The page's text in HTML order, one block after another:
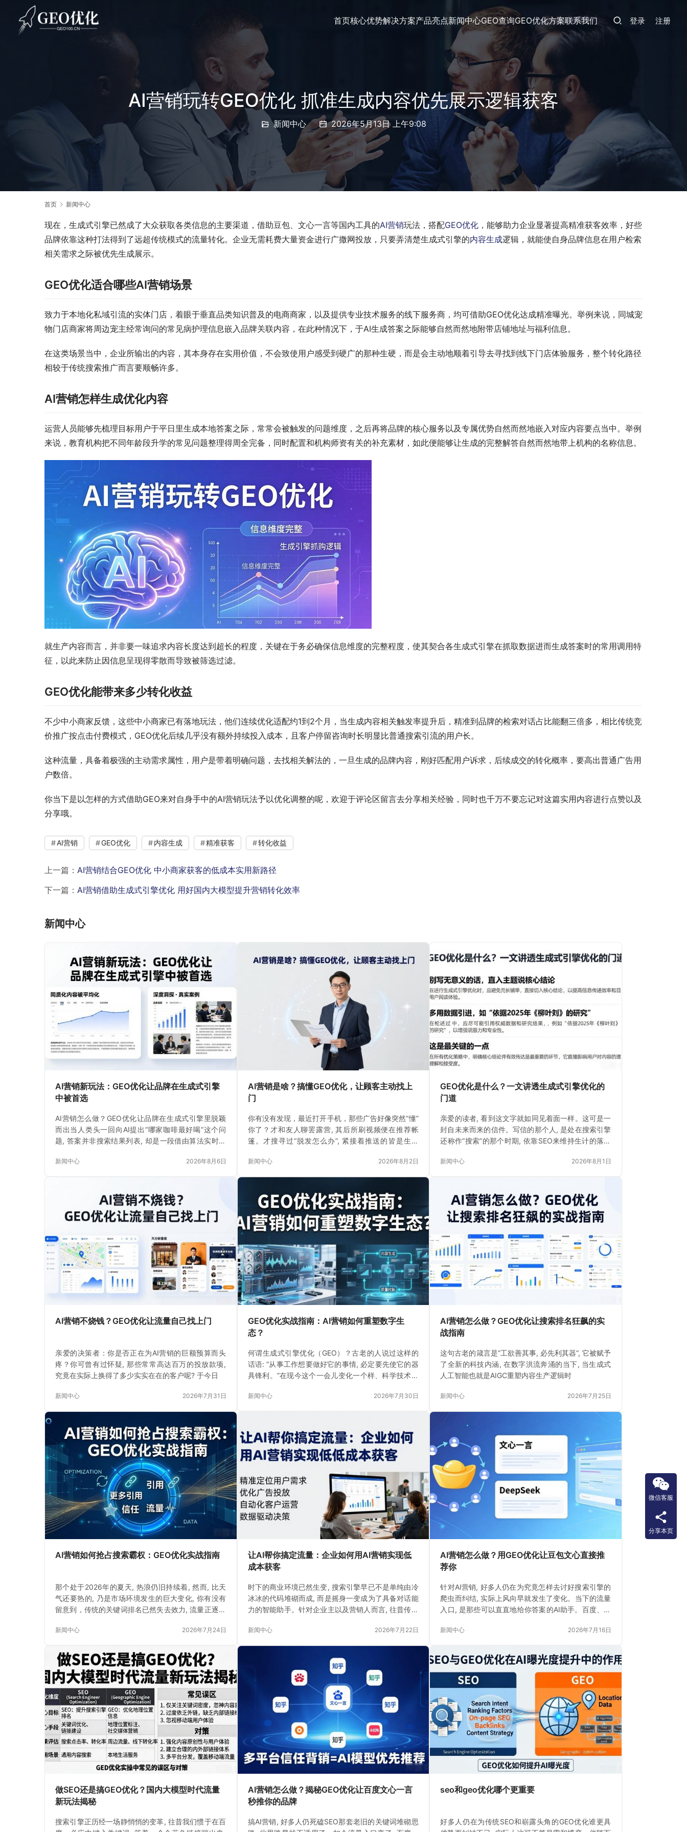
首页核心优势解决方案产品亮点新闻中心GEO查询GEO优化方案联系我们 登录 注册
AI营销玩转GEO优化 抓准生成内容优先展示逻辑获客
新闻中心 2026年5月13日 上午9:08
首页 新闻中心
现在，生成式引擎已然成了大众获取各类信息的主要渠道，借助豆包、文心一言等国内工具的AI营销玩法，搭配GEO优化 ，能够助力企业显著提高精准获客效率，好些
品牌依靠这种打法得到了远超传统模式的流量转化。企业无需耗费大量资金进行广撒网投放，只要弄清楚生成式引擎的内容生成逻辑，就能使自身品牌信息在用户检索
相关需求之际被优先生成展示。
GEO优化适合哪些AI营销场景
致力于本地化私域引流的实体门店，着眼于垂直品类知识普及的电商商家，以及提供专业技术服务的线下服务商，均可借助GEO优化达成精准曝光。举例来说，同城宠
物门店商家将周边宠主经常询问的常见病护理信息嵌入品牌关联内容，在此种情况下，于AI生成答案之际能够自然而然地附带店铺地址与福利信息。
在这类场景当中，企业所输出的内容，其本身存在实用价值，不会致使用户感受到硬广的那种生硬，而是会主动地顺着引导去寻找到线下门店体验服务，整个转化路径
相较于传统搜索推广而言要顺畅许多。
AI营销怎样生成优化内容
运营人员能够先梳理目标用户于平日里生成本地答案之际，常常会被触发的问题维度，之后再将品牌的核心服务以及专属优势自然而然地嵌入对应内容要点当中。举例
来说，教育机构把不同年龄段升学的常见问题整理得周全完备，同时配置和机构师资有关的补充素材，如此便能够让生成的完整解答自然而然地带上机构的名称信息。
就生产内容而言，并非要一味追求内容长度达到超长的程度，关键在于务必确保信息维度的完整程度，使其契合各生成式引擎在抓取数据进而生成答案时的常用调用特
征，以此来防止因信息呈现得零散而导致被筛选过滤。
GEO优化能带来多少转化收益
不少中小商家反馈，这些中小商家已有落地玩法，他们连续优化适配约1到2个月，当生成内容相关触发率提升后，精准到品牌的检索对话占比能翻三倍多，相比传统竞
价推广按点击付费模式，GEO优化后续几乎没有额外持续投入成本，且客户停留咨询时长明显比普通搜索引流的用户长。
这种流量，具备着极强的主动需求属性，用户是带着明确问题，去找相关解法的，一旦生成的品牌内容，刚好匹配用户诉求，后续成交的转化概率，要高出普通广告用
户数倍。
你当下是以怎样的方式借助GEO来对自身手中的AI营销玩法予以优化调整的呢，欢迎于评论区留言去分享相关经验，同时也千万不要忘记对这篇实用内容进行点赞以及
分享哦。
AI营销 GEO优化 内容生成 精准获客 转化收益
上一篇： AI营销结合GEO优化 中小商家获客的低成本实用新路径
下一篇： AI营销借助生成式引擎优化 用好国内大模型提升营销转化效率
新闻中心
AI营销新玩法：GEO优化让品牌在生成式引擎
中被首选
AI营销怎么做？GEO优化让品牌在生成式引擎里脱颖
而出当人类头一回向AI提出“哪家咖啡最好喝”这个问
题, 答案并非搜索结果列表, 却是一段借由算法实时生
新闻中心 2026年8月6日
AI营销是啥？搞懂GEO优化，让顾客主动找上
门
你有没有发现，最近打开手机，那些广告好像突然“懂”
你了？才和友人聊罢露营, 其后所刷视频便在推荐帐
篷。才搜寻过“脱发怎么办”, 紧接着推送的皆是生发
新闻中心 2026年8月2日
GEO优化是什么？一文讲透生成式引擎优化的
门道
亲爱的读者, 看到这文字就如同见着面一样。这可是一
封自未来而来的信件。写信的那个人, 是处在搜索引擎
还称作“搜索”的那个时期, 依靠SEO来维持生计的落魄
新闻中心 2026年8月1日
AI营销不烧钱？GEO优化让流量自己找上门
亲爱的决策者：你是否正在为AI营销的巨额预算而头
疼？你可曾有过怀疑, 那些常常高达百万的投放款项,
究竟在实际上换得了多少实实在在的客户呢? 于今日
新闻中心 2026年7月31日
GEO优化实战指南：AI营销如何重塑数字生
态？
何谓生成式引擎优化（GEO）？古老的人说过这样的
话语: “从事工作想要做好它的事情, 必定要先使它的器
具锋利。”在现今这个一会儿变化一个样、科学技术飞
新闻中心 2026年7月30日
AI营销怎么做？GEO优化让搜索排名狂飙的实
战指南
这句古老的箴言是“工欲善其事, 必先利其器”, 它被赋予
了全新的科技内涵, 在数字洪流奔涌的当下, 当生成式
人工智能也就是AIGC重塑内容生产逻辑时
新闻中心 2026年7月25日
AI营销如何抢占搜索霸权：GEO优化实战指南
那个处于2026年的夏天, 热浪仍旧持续着, 然而, 比天
气还要热的, 乃是市场环境发生的巨大变化, 你有没有
留意到，传统的关键词排名已然失去效力, 流量正逐渐
新闻中心 2026年7月24日
让AI帮你搞定流量：企业如何用AI营销实现低
成本获客
时下的商业环境已然生变, 搜索引擎早已不是单纯由冷
冰冰的代码堆砌而成, 而是摇身一变成为了具备对话能
力的智能助手。针对企业主以及营销人而言, 往昔传统
新闻中心 2026年7月22日
AI营销怎么做？用GEO优化让豆包文心直接推
荐你
针对AI营销, 好多人仍在为究竟怎样去讨好搜索引擎的
爬虫而纠结, 实际上风向早就发生了变化。当下的流量
入口, 是那些可以直直地给你答案的AI助手。百度、微
新闻中心 2026年7月16日
做SEO还是搞GEO优化？国内大模型时代流量
新玩法揭秘
搜索引擎正历经一场静悄悄的变革, 往昔我们惯于在百
AI营销怎么做？揭秘GEO优化让百度文心一言
秒推你的品牌
搞AI营销, 好多人仍死磕SEO那套老旧的关键词堆砌思
seo和geo优化哪个更重要
好多人仍在为传统SEO和崭露头角的GEO优化谁更具
微信客服
分享本页